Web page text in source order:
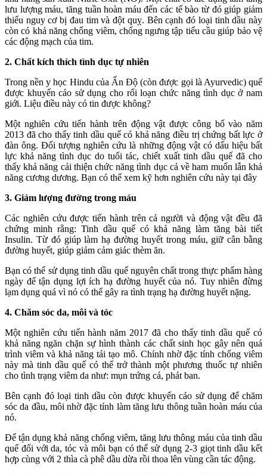
lưu lượng máu, tăng tuần hoàn máu đến các tế bào từ đó giúp giảm
thiểu nguy cơ bị đau tim và đột quỵ. Bên cạnh đó loại tinh dầu này
còn có khả năng chống viêm, chống ngưng tập tiểu cầu giúp bảo vệ
các động mạch của tim.
2. Chất kích thích tình dục tự nhiên
Trong nền y học Hindu của Ấn Độ (còn được gọi là Ayurvedic) quế
được khuyến cáo sử dụng cho rối loạn chức năng tình dục ở nam
giới. Liệu điều này có tin được không?
Một nghiên cứu tiến hành trên động vật được công bố vào năm
2013 đã cho thấy tinh dầu quế có khả năng điều trị chứng bất lực ở
đàn ông. Đối tượng nghiên cứu là những động vật có dấu hiệu bất
lực khả năng tình dục do tuổi tác, chiết xuất tinh dầu quế đã cho
thấy khả năng cải thiện chức năng tình dục cả về ham muốn lẫn khả
năng cương dương. Bạn có thể xem kỹ hơn nghiên cứu này tại đây
3. Giảm lượng đường trong máu
Các nghiên cứu được tiến hành trên cả người và động vật đều đã
chứng minh rằng: Tinh dầu quế có khả năng làm tăng bài tiết
Insulin. Từ đó giúp làm hạ đường huyết trong máu, giữ cân bằng
đường huyết, giúp giảm cảm giác thèm ăn.
Bạn có thể sử dụng tinh dầu quế nguyên chất trong thực phẩm hàng
ngày để tận dụng lợi ích hạ đường huyết của nó. Tuy nhiên đừng
lạm dụng quá vì nó có thể gây ra tình trạng hạ đường huyết nặng.
4. Chăm sóc da, môi và tóc
Một nghiên cứu tiến hành năm 2017 đã cho thấy tinh dầu quế có
khả năng ngăn chặn sự hình thành các chất sinh học gây nên quá
trình viêm và khả năng tái tạo mô. Chính nhờ đặc tính chống viêm
này mà tinh dầu quế có thể trở thành một phương thuốc tự nhiên
cho tình trạng viêm da như: mụn trứng cá, phát ban.
Bên cạnh đó loại tinh dầu còn được khuyến cáo sử dụng để chăm
sóc da đầu, môi nhờ đặc tính làm tăng lưu thông tuần hoàn máu của
nó.
Để tận dụng khả năng chống viêm, tăng lưu thông máu của tinh dầu
quế đối với da, tóc và môi bạn có thể sử dụng 2-3 giọt tinh dầu kết
hợp cùng với 2 thìa cà phê dầu dừa rồi thoa lên vùng cần tác động.